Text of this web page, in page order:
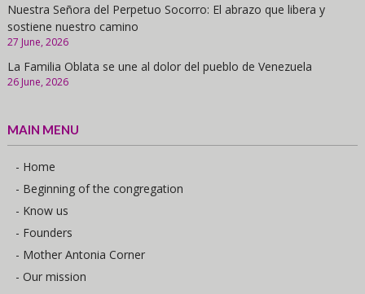
Nuestra Señora del Perpetuo Socorro: El abrazo que libera y
sostiene nuestro camino
27 June, 2026
La Familia Oblata se une al dolor del pueblo de Venezuela
26 June, 2026
MAIN MENU
- Home
- Beginning of the congregation
- Know us
- Founders
- Mother Antonia Corner
- Our mission